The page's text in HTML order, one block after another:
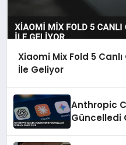
Xiaomi Mix Fold 5
İle Geliyor
Anthropic
Güncelledi